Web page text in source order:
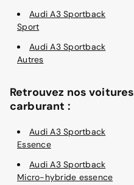
Audi A3 Sportback
Sport
Audi A3 Sportback
Autres
Retrouvez nos
carburant :
Audi A3 Sportback
Essence
Audi A3 Sportback
Micro-hybride essence